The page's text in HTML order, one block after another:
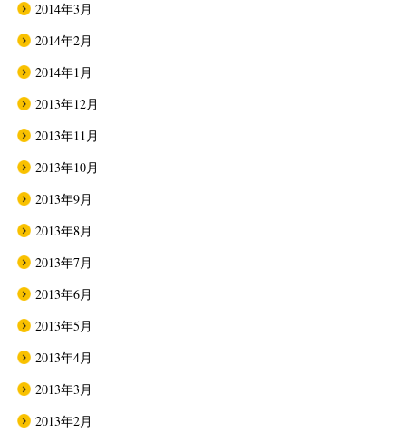
2014年3月
2014年2月
2014年1月
2013年12月
2013年11月
2013年10月
2013年9月
2013年8月
2013年7月
2013年6月
2013年5月
2013年4月
2013年3月
2013年2月